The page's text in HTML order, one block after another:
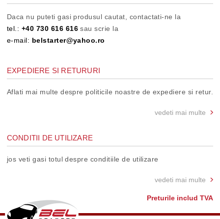
Daca nu puteti gasi produsul cautat, contactati-ne la
tel.: +40 730 616 616 sau scrie la
e-mail: belstarter@yahoo.ro
EXPEDIERE SI RETURURI
Aflati mai multe despre politicile noastre de expediere si retur.
vedeti mai multe
CONDITII DE UTILIZARE
jos veti gasi totul despre conditiile de utilizare
vedeti mai multe
Preturile includ TVA